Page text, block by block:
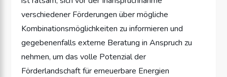
verschiedener Förderungen über mögliche
Kombinationsmöglichkeiten zu informieren und
gegebenenfalls externe Beratung in Anspruch zu
nehmen, um das volle Potenzial der
Förderlandschaft für erneuerbare Energien